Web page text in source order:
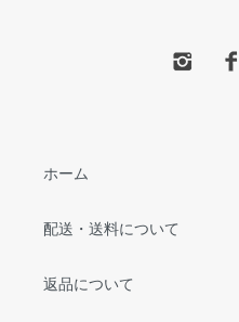
ホーム
配送・送料について
返品について